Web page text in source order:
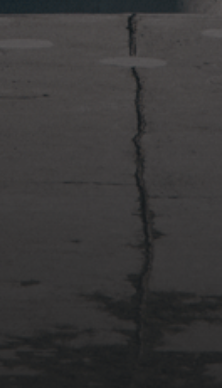
岩国周辺遠征~ふぐパーティナ